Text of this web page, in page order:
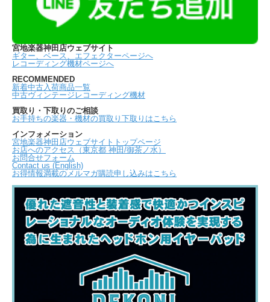
宮地楽器神田店ウェブサイト
ギター、ベース、エフェクターページへ
レコーディング機材ページへ
RECOMMENDED
新着中古入荷商品一覧
中古ヴィンテージレコーディング機材
買取り・下取りのご相談
お手持ちの楽器・機材の買取り下取りはこちら
インフォメーション
宮地楽器神田店ウェブサイトトップページ
お店へのアクセス（東京都 神田/御茶ノ水）
お問合せフォーム
Contact us (English)
お得情報満載のメルマガ購読申し込みはこちら